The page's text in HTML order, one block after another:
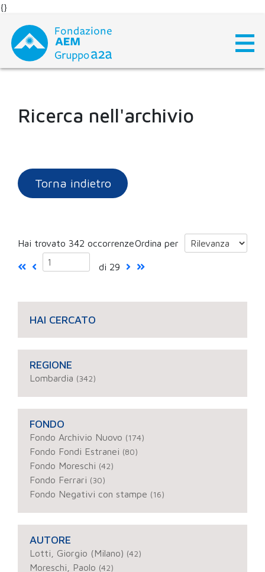
{}
content
Ricerca nell'archivio
Torna indietro
Hai trovato 342 occorrenzeOrdina per
di 29
HAI CERCATO
REGIONE
Lombardia (342)
FONDO
Fondo Archivio Nuovo (174)
Fondo Fondi Estranei (80)
Fondo Moreschi (42)
Fondo Ferrari (30)
Fondo Negativi con stampe (16)
AUTORE
Lotti, Giorgio (Milano) (42)
Moreschi, Paolo (42)